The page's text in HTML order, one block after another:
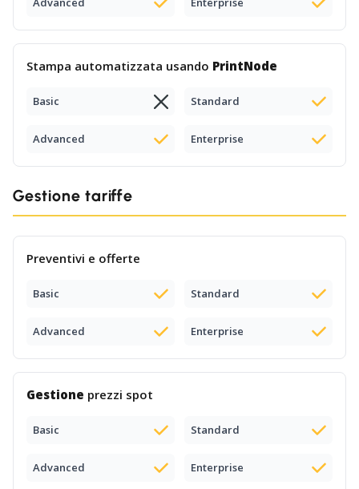
Stampa automatizzata usando PrintNode
Basic Standard
Advanced Enterprise
Gestione tariffe
Preventivi e offerte
Basic Standard
Advanced Enterprise
Gestione prezzi spot
Basic Standard
Advanced Enterprise